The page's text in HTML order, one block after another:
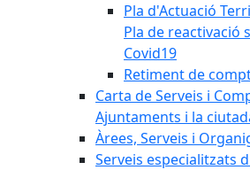
Pla d'Actuació
Pla de reactivació
Covid19
Retiment de
Carta de Serveis i
Ajuntaments i la
Àrees, Serveis i
Serveis especialitzats